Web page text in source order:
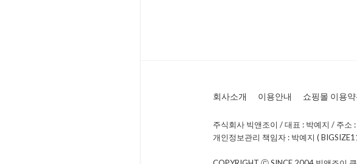
회사소개 이용안내 쇼핑몰 이용
주식회사 빅앤조이 / 대표 : 박예지 / 주
개인정보관리 책임자 : 박예지 (